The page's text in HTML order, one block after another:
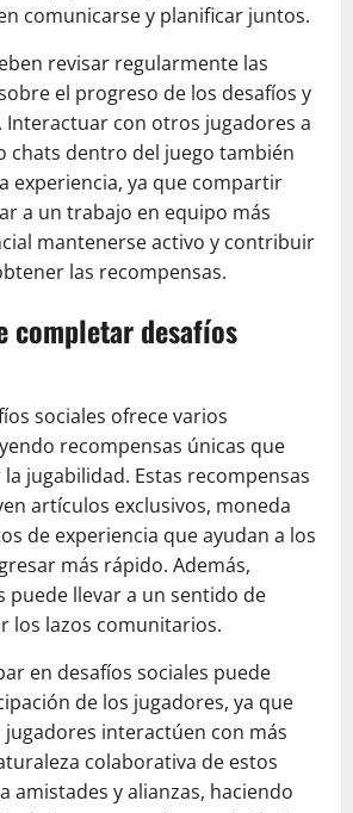
comunicarse y planificar juntos.
revisar regularmente las
el progreso de los desafíos y
Interactuar con otros jugadores a
chats dentro del juego también
experiencia, ya que compartir
a un trabajo en equipo más
mantenerse activo y contribuir
las recompensas.
completar desafíos
sociales ofrece varios
recompensas únicas que
jugabilidad. Estas recompensas
artículos exclusivos, moneda
de experiencia que ayudan a los
más rápido. Además,
puede llevar a un sentido de
los lazos comunitarios.
en desafíos sociales puede
de los jugadores, ya que
interactúen con más
colaborativa de estos
amistades y alianzas, haciendo